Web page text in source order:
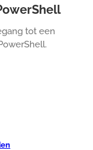
tot een